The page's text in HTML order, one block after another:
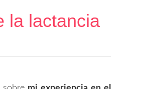
la lactancia